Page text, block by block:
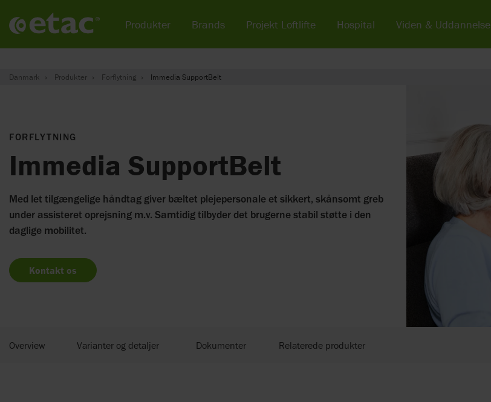
Danmark Produkter Forflytning Immedia SupportBelt
FORFLYTNING
Immedia SupportBelt
Med let tilgængelige håndtag giver bæltet plejepersonale et sikkert, skånsomt greb
under assisteret oprejsning m.v. Samtidig tilbyder det brugerne stabil støtte i den
daglige mobilitet.
Kontakt os
Overview Varianter og detaljer Dokumenter Relaterede produkter
Produkter Brands Projekt Loftlifte Hospital Viden & Uddannelse